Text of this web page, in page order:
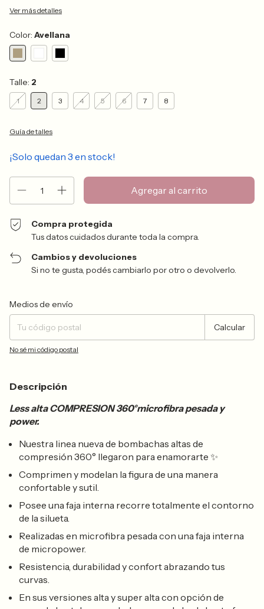
Ver más detalles
Color: Avellana
Talle: 2
1 2 3 4 5 6 7 8
Guía de talles
¡Solo quedan 3 en stock!
Compra protegida
Tus datos cuidados durante toda la compra.
Cambios y devoluciones
Si no te gusta, podés cambiarlo por otro o devolverlo.
Entregas para el CP:
Medios de envío
Calcular
No sé mi código postal
Descripción
Less alta COMPRESION 360°microfibra pesada y
power.
Nuestra linea nueva de bombachas altas de
compresión 360° llegaron para enamorarte ✨
Comprimen y modelan la figura de una manera
confortable y sutil.
Posee una faja interna recorre totalmente el contorno
de la silueta.
Realizadas en microfibra pesada con una faja interna
de micropower.
Resistencia, durabilidad y confort abrazando tus
curvas.
En sus versiones alta y super alta con opción de